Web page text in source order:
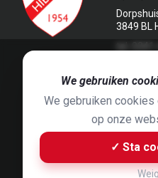
3849 BL
Jaap Hop &
Built byBluey
We gebruiken
We gebruiken
op onze
✓ Sta